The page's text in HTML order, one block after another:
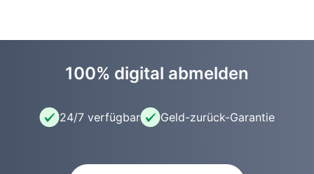
100% digital abmelden
24/7 verfügbar Geld-zurück-Garantie